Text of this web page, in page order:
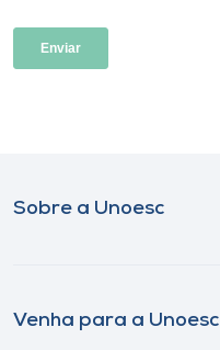
Sobre a Unoesc
Venha para a Unoesc